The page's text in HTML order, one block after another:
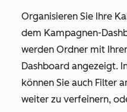
Organisieren Sie Ihre
dem Kampagnen-
werden Ordner mit
Dashboard angezeigt.
können Sie auch Filter
weiter zu verfeinern,